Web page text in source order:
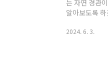
는 자연 경관
알아보도록
이곳에는 오
2024. 6. 3.